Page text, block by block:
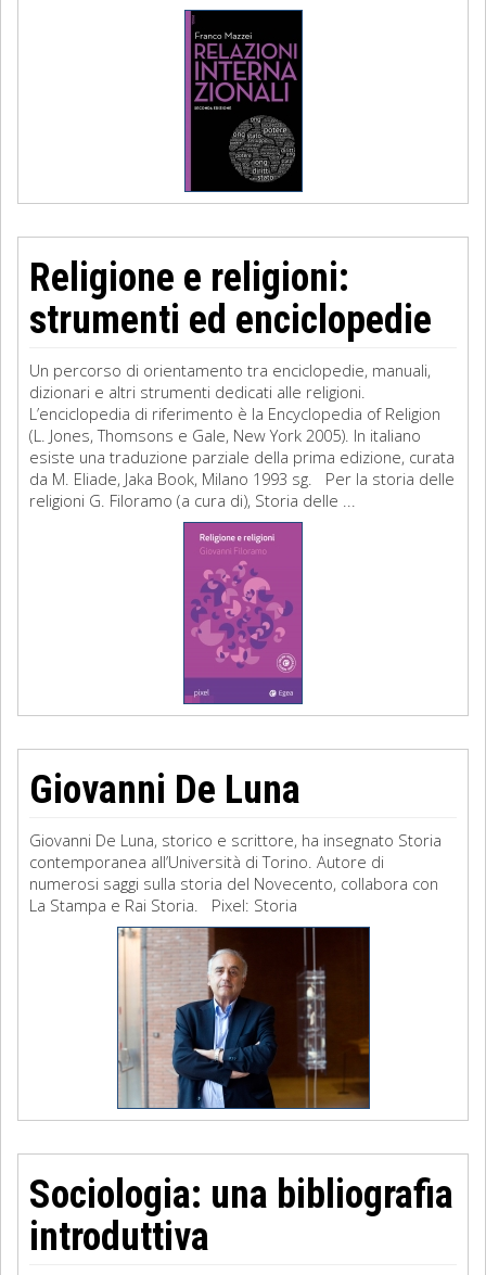
Religione e religioni:
strumenti ed enciclopedie
Un percorso di orientamento tra enciclopedie, manuali,
dizionari e altri strumenti dedicati alle religioni.
L’enciclopedia di riferimento è la Encyclopedia of Religion
(L. Jones, Thomsons e Gale, New York 2005). In italiano
esiste una traduzione parziale della prima edizione, curata
da M. Eliade, Jaka Book, Milano 1993 sg. Per la storia delle
religioni G. Filoramo (a cura di), Storia delle ...
Giovanni De Luna
Giovanni De Luna, storico e scrittore, ha insegnato Storia
contemporanea all’Università di Torino. Autore di
numerosi saggi sulla storia del Novecento, collabora con
La Stampa e Rai Storia. Pixel: Storia
Sociologia: una bibliografia
introduttiva